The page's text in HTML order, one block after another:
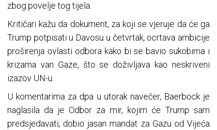
zbog povelje tog tijela.
Kritičari kažu da dokument, za koji se vjeruje da će ga
Trump potpisati u Davosu u četvrtak, ocrtava ambicije
proširenja ovlasti odbora kako bi se bavio sukobima i
krizama van Gaze, što se doživljava kao neskriveni
izazov UN-u.
U komentarima za dpa u utorak navečer, Baerbock je
naglasila da je Odbor za mir, kojim će Trump sam
predsjedavati, dobio jasan mandat za Gazu od Vijeća